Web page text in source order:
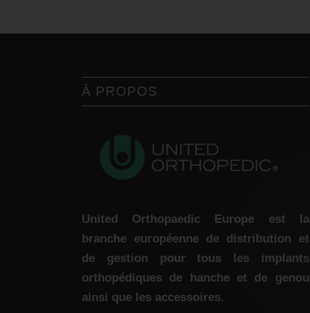
À PROPOS
United Orthopaedic Europe est la
branche européenne de distribution et
de gestion pour tous les implants
orthopédiques de hanche et de genou
ainsi que les accessoires.